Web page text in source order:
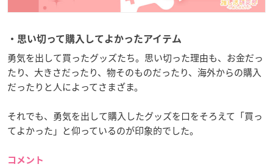
・思い切って購入してよかったアイテム
勇気を出して買ったグッズたち。思い切った理由も、お金だっ
たり、大きさだったり、物そのものだったり、海外からの購入
だったりと人によってさまざま。
それでも、勇気を出して購入したグッズを口をそろえて「買っ
てよかった」と仰っているのが印象的でした。
コメント